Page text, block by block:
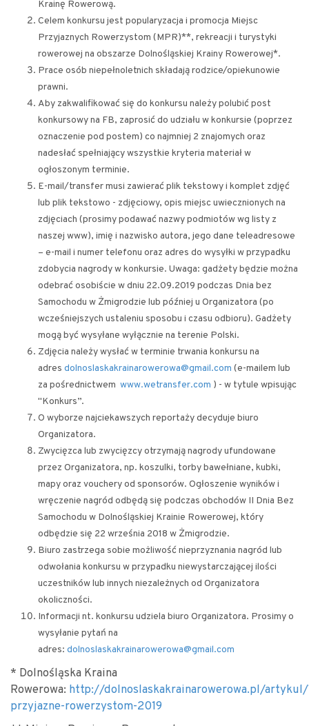
Krainę Rowerową.
Celem konkursu jest popularyzacja i promocja Miejsc
Przyjaznych Rowerzystom (MPR)**, rekreacji i turystyki
rowerowej na obszarze Dolnośląskiej Krainy Rowerowej*.
Prace osób niepełnoletnich składają rodzice/opiekunowie
prawni.
Aby zakwalifikować się do konkursu należy polubić post
konkursowy na FB, zaprosić do udziału w konkursie (poprzez
oznaczenie pod postem) co najmniej 2 znajomych oraz
nadesłać spełniający wszystkie kryteria materiał w
ogłoszonym terminie.
E-mail/transfer musi zawierać plik tekstowy i komplet zdjęć
lub plik tekstowo - zdjęciowy, opis miejsc uwiecznionych na
zdjęciach (prosimy podawać nazwy podmiotów wg listy z
naszej www), imię i nazwisko autora, jego dane teleadresowe
– e-mail i numer telefonu oraz adres do wysyłki w przypadku
zdobycia nagrody w konkursie. Uwaga: gadżety będzie można
odebrać osobiście w dniu 22.09.2019 podczas Dnia bez
Samochodu w Żmigrodzie lub później u Organizatora (po
wcześniejszych ustaleniu sposobu i czasu odbioru). Gadżety
mogą być wysyłane wyłącznie na terenie Polski.
Zdjęcia należy wysłać w terminie trwania konkursu na
adres dolnoslaskakrainarowerowa@gmail.com (e-mailem lub
za pośrednictwem www.wetransfer.com ) - w tytule wpisując
"Konkurs”.
O wyborze najciekawszych reportaży decyduje biuro
Organizatora.
Zwycięzca lub zwycięzcy otrzymają nagrody ufundowane
przez Organizatora, np. koszulki, torby bawełniane, kubki,
mapy oraz vouchery od sponsorów. Ogłoszenie wyników i
wręczenie nagród odbędą się podczas obchodów II Dnia Bez
Samochodu w Dolnośląskiej Krainie Rowerowej, który
odbędzie się 22 września 2018 w Żmigrodzie.
Biuro zastrzega sobie możliwość nieprzyznania nagród lub
odwołania konkursu w przypadku niewystarczającej ilości
uczestników lub innych niezależnych od Organizatora
okoliczności.
Informacji nt. konkursu udziela biuro Organizatora. Prosimy o
wysyłanie pytań na
adres: dolnoslaskakrainarowerowa@gmail.com
* Dolnośląska Kraina
Rowerowa: http://dolnoslaskakrainarowerowa.pl/
przyjazne-rowerzystom-2019